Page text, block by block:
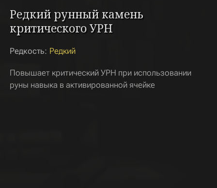
Редкий рунный камень
критического УРН
Редкость: Редкий
Повышает критический УРН при использовании
руны навыка в активированной ячейке